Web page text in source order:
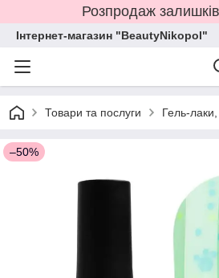
Розпродаж
Інтернет-магазин "BeautyNikopol"
Товари та послуги Гель-
–50%